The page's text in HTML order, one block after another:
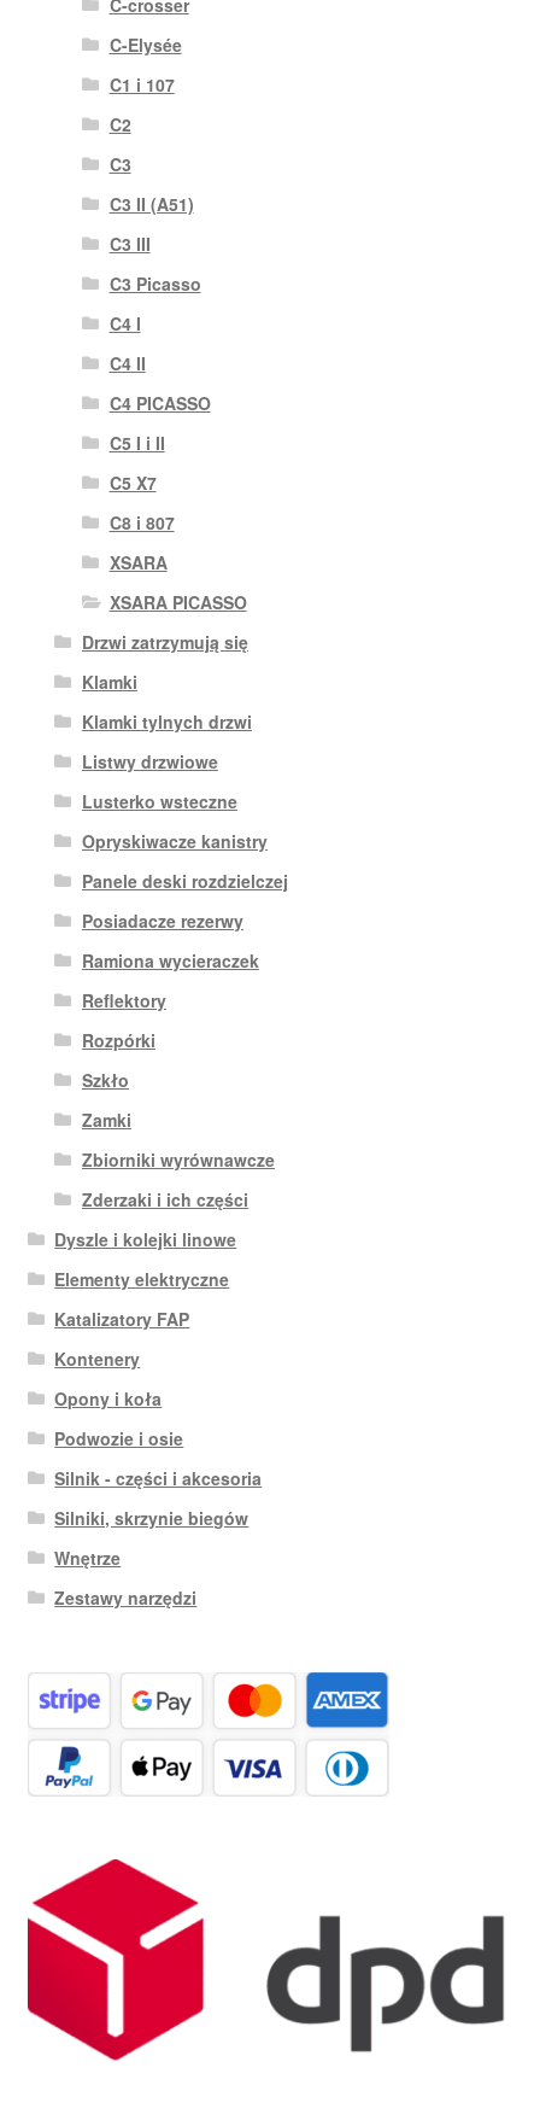
C-crosser
C-Elysée
C1 i 107
C2
C3
C3 II (A51)
C3 III
C3 Picasso
C4 I
C4 II
C4 PICASSO
C5 I i II
C5 X7
C8 i 807
XSARA
XSARA PICASSO
Drzwi zatrzymują się
Klamki
Klamki tylnych drzwi
Listwy drzwiowe
Lusterko wsteczne
Opryskiwacze kanistry
Panele deski rozdzielczej
Posiadacze rezerwy
Ramiona wycieraczek
Reflektory
Rozpórki
Szkło
Zamki
Zbiorniki wyrównawcze
Zderzaki i ich części
Dyszle i kolejki linowe
Elementy elektryczne
Katalizatory FAP
Kontenery
Opony i koła
Podwozie i osie
Silnik - części i akcesoria
Silniki, skrzynie biegów
Wnętrze
Zestawy narzędzi